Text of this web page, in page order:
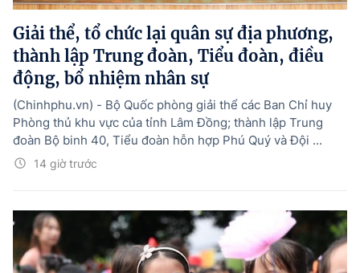
Giải thể, tổ chức lại quân sự địa phương,
thành lập Trung đoàn, Tiểu đoàn, điều
động, bổ nhiệm nhân sự
14 giờ trước
(Chinhphu.vn) - Bộ Quốc phòng giải thể các Ban Chỉ huy
Phòng thủ khu vực của tỉnh Lâm Đồng; thành lập Trung
đoàn Bộ binh 40, Tiểu đoàn hỗn hợp Phú Quý và Đội ...